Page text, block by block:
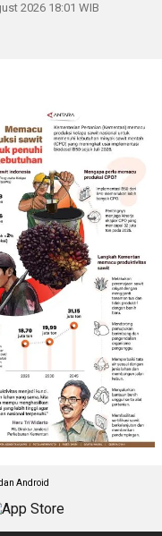
2026 18:01 WIB
Android